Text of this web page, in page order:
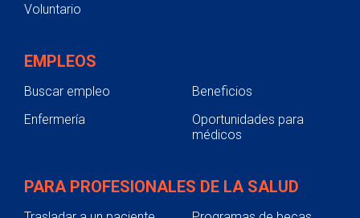
Voluntario
EMPLEOS
Buscar empleo
Beneficios
Enfermería
Oportunidades para
médicos
PARA PROFESIONALES DE LA SALUD